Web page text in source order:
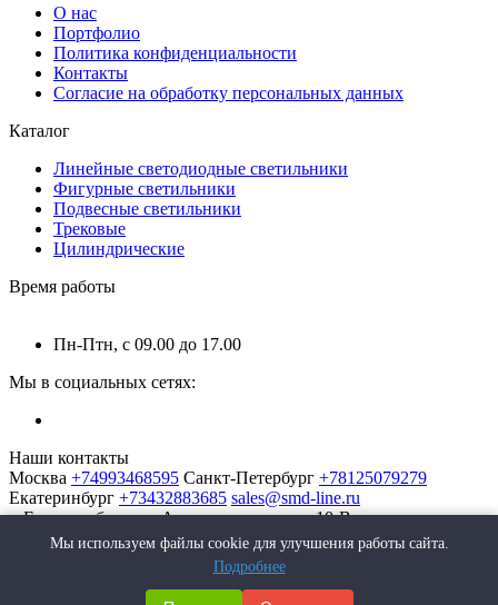
О нас
Портфолио
Политика конфиденциальности
Контакты
Согласие на обработку персональных данных
Каталог
Линейные светодиодные светильники
Фигурные светильники
Подвесные светильники
Трековые
Цилиндрические
Время работы
Пн-Птн, с 09.00 до 17.00
Мы в социальных сетях:
Наши контакты
Москва +74993468595 Санкт-Петербург +78125079279
Екатеринбург +73432883685 sales@smd-line.ru
г. Екатеринбург, ул. Автомагистральная 10-В
Мы используем файлы cookie для улучшения работы сайта.
Подробнее